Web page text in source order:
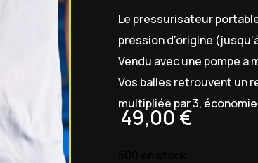
Le pressurisateur
pression d’origine
Vendu avec une pompe a
Vos balles retrouvent un
multipliée par 3,
49,00€